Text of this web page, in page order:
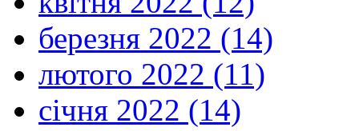
березня 2022 (14)
лютого 2022 (11)
січня 2022 (14)